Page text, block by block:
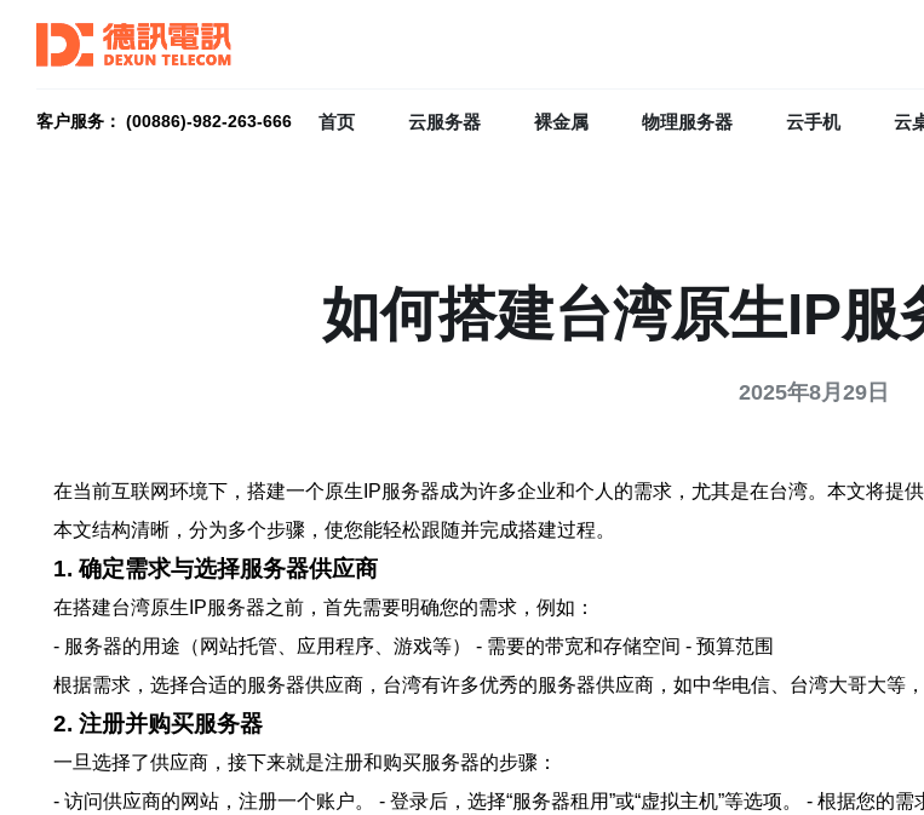
客户服务： (00886)-982-263-666 首页 云服务器 裸金属 物理服务器 云手机 云
如何搭建台湾原生IP服
2025年8月29日
在当前互联网环境下，搭建一个原生IP服务器成为许多企业和个人的需求，尤其是在台湾。本文将提
本文结构清晰，分为多个步骤，使您能轻松跟随并完成搭建过程。
1. 确定需求与选择服务器供应商
在搭建台湾原生IP服务器之前，首先需要明确您的需求，例如：
- 服务器的用途（网站托管、应用程序、游戏等） - 需要的带宽和存储空间 - 预算范围
根据需求，选择合适的服务器供应商，台湾有许多优秀的服务器供应商，如中华电信、台湾大哥大等
2. 注册并购买服务器
一旦选择了供应商，接下来就是注册和购买服务器的步骤：
- 访问供应商的网站，注册一个账户。 - 登录后，选择“服务器租用”或“虚拟主机”等选项。 - 根据您